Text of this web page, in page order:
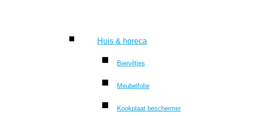
Huis & horeca
Bierviltjes
Meubelfolie
Kookplaat beschermer